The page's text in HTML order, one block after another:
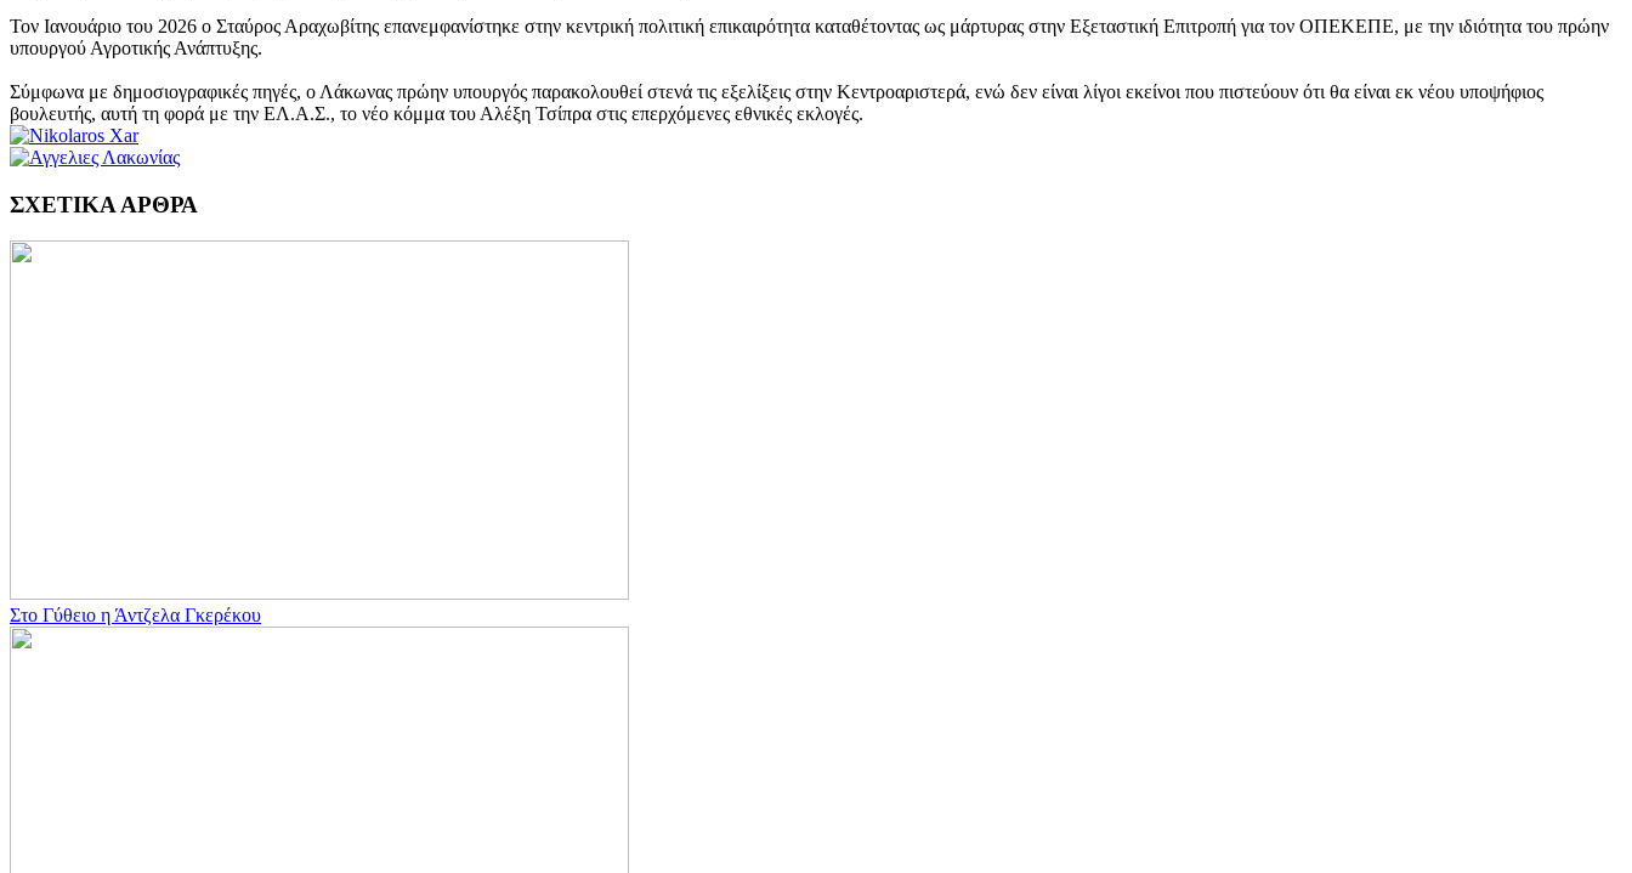
Τον Ιανουάριο του 2026 ο Σταύρος Αραχωβίτης επανεμφανίστηκε στην κεντρική πολιτική επικαιρότητα καταθέτοντας ως μάρτυρας στην Εξεταστική Επιτροπή για τον ΟΠΕΚΕΠΕ, με την ιδιότητα του πρώην
υπουργού Αγροτικής Ανάπτυξης.
Σύμφωνα με δημοσιογραφικές πηγές, ο Λάκωνας πρώην υπουργός παρακολουθεί στενά τις εξελίξεις στην Κεντροαριστερά, ενώ δεν είναι λίγοι εκείνοι που πιστεύουν ότι θα είναι εκ νέου υποψήφιος
βουλευτής, αυτή τη φορά με την ΕΛ.Α.Σ., το νέο κόμμα του Αλέξη Τσίπρα στις επερχόμενες εθνικές εκλογές.
ΣΧΕΤΙΚΑ ΑΡΘΡΑ
Στο Γύθειο η Άντζελα Γκερέκου